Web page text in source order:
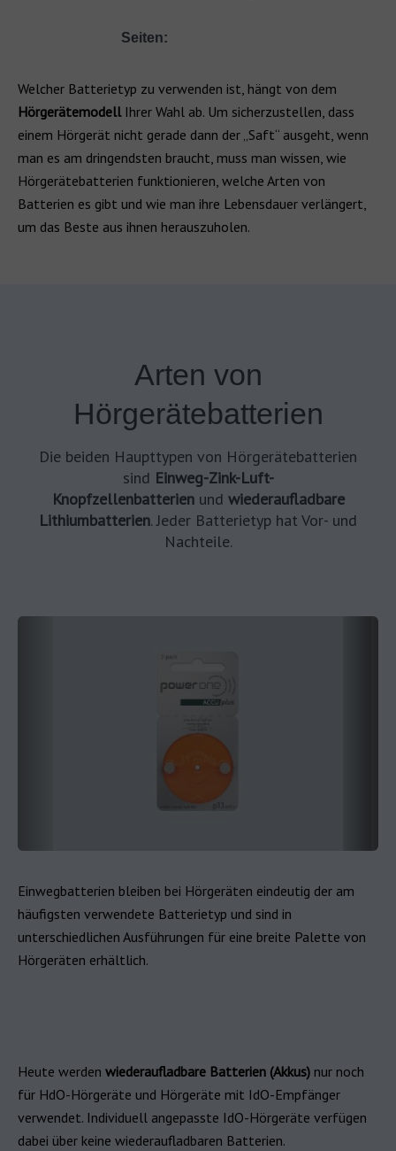
Seiten:
Welcher Batterietyp zu verwenden ist, hängt von dem
HörgerätemodellIhrer Wahl ab. Um sicherzustellen, dass
einem Hörgerät nicht gerade dann der „Saft“ ausgeht, wenn
man es am dringendsten braucht, muss man wissen, wie
Hörgerätebatterien funktionieren, welche Arten von
Batterien es gibt und wie man ihre Lebensdauer verlängert,
um das Beste aus ihnen herauszuholen.
Arten von
Hörgerätebatterien
Die beiden Haupttypen von Hörgerätebatterien
sind Einweg-Zink-Luft-
Knopfzellenbatterien und wiederaufladbare
Lithiumbatterien. Jeder Batterietyp hat Vor- und
Nachteile.
Einwegbatterien bleiben bei Hörgeräten eindeutig der am
häufigsten verwendete Batterietyp und sind in
unterschiedlichen Ausführungen für eine breite Palette von
Hörgeräten erhältlich.
Heute werden wiederaufladbare Batterien (Akkus) nur noch
für HdO-Hörgeräte und Hörgeräte mit IdO-Empfänger
verwendet. Individuell angepasste IdO-Hörgeräte verfügen
dabei über keine wiederaufladbaren Batterien.